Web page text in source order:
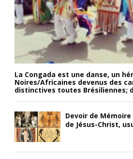
La Congada est une danse, un
Noires/Africaines devenus des
distinctives toutes Brésiliennes;
Devoir de
de Jésus-Christ,